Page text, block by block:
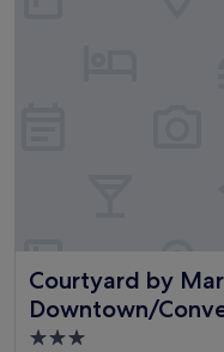
Courtyard by
Downtown/
Courtyard by
Hébergement